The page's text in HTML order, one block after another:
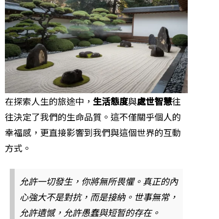
在探索人生的旅途中， 生活態度與處世智慧往
往決定了我們的生命品質。這不僅關乎個人的
幸福感，更直接影響到我們與這個世界的互動
方式。
允許一切發生，你將無所畏懼。真正的內
心強大不是對抗，而是接納。世事無常，
允許遺憾，允許愚蠢與短暂的存在。